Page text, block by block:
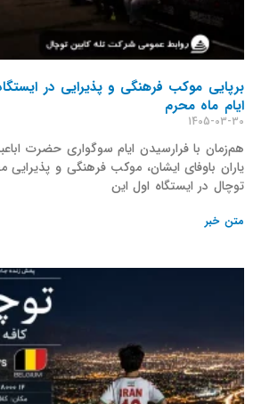
برپایی موکب فرهنگی و پذیرایی در
ایام ماه محرم
1405-03-30
هم‌زمان با فرارسیدن ایام سوگواری حضرت
یاران باوفای ایشان، موکب فرهنگی و
توچال در ایستگاه اول این
متن خبر